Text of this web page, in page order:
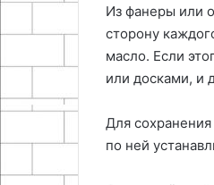
Из фанеры или
сторону
масло. Если
или досками, и
Для
по ней